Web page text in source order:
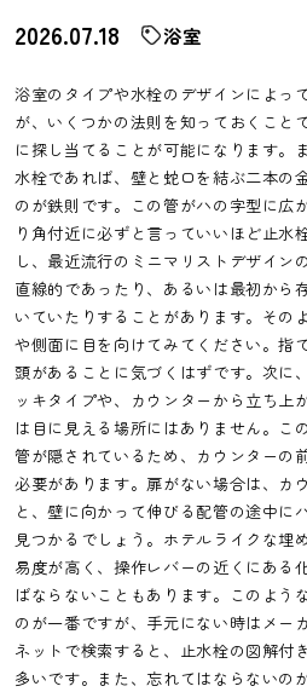
2026.07.18 浴室
浴室のタイプや水栓のデザインによっ
が、いくつかの法則を知っておくこと
に探し当てることが可能になります。
水栓であれば、壁と蛇口を結ぶ二本の
のが鉄則です。この管がハの字型に広
り角付近に必ずと言っていいほど止水
し、最近流行のミニマリストデザイン
直線的であったり、あるいは最初から
いていたりすることがあります。その
や側面に目を向けてみてください。指
頭があることに気づくはずです。次に
ッキタイプや、カウンターから立ち上
は目に見える場所にはありません。こ
管が隠されているため、カウンターの
必要があります。扉がない場合は、カ
と、壁に向かって伸びる配管の途中に
見つかるでしょう。ホテルライクな埋
易度が高く、操作レバーの近くにある
ばならないこともあります。このよう
のが一番ですが、手元にない時はメー
ネットで検索すると、止水栓の図解付
多いです。また、忘れてはならないの